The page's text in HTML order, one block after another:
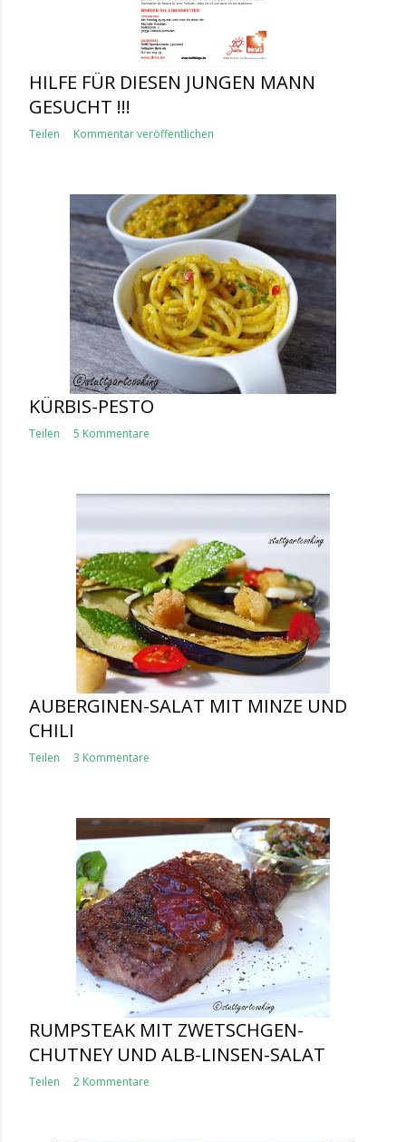
HILFE FÜR DIESEN JUNGEN MANN
GESUCHT !!!
Teilen Kommentar veröffentlichen
KÜRBIS-PESTO
Teilen 5 Kommentare
AUBERGINEN-SALAT MIT MINZE UND
CHILI
Teilen 3 Kommentare
RUMPSTEAK MIT ZWETSCHGEN-
CHUTNEY UND ALB-LINSEN-SALAT
Teilen 2 Kommentare